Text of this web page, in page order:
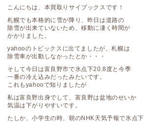
こんにちは、本買取りサイブックスです！
札幌でも本格的に雪が降り、昨日は道路の
除雪が出来ていないため、移動に凄く時間が
かかりました。
yahooのトピックスに出てましたが、札幌は
除雪車が出動しなかったとか・・・
そして今日は富良野市で氷点下20.8度と今季
一番の冷え込みだったみたいです。
これもyahooで知りましたが
私は富良野出身でして、富良野は盆地のせいか
気温は下がりやすいです。
たしか、小学生の時、朝のNHK天気予報で氷点下